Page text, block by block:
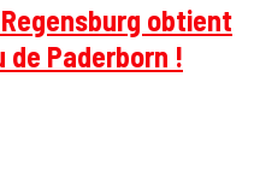
Regensburg obtient
Paderborn !